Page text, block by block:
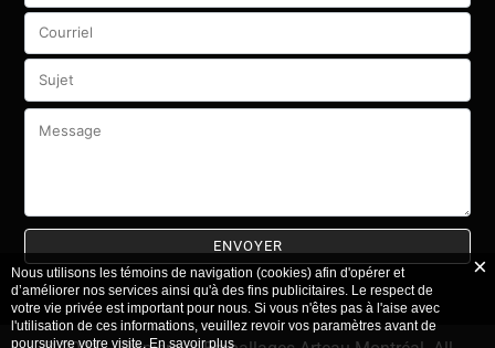
Veuillez
vide.
Nous utilisons les témoins de navigation (cookies) afin d'opérer et
d’améliorer nos services ainsi qu'à des fins publicitaires. Le respect de
votre vie privée est important pour nous. Si vous n'êtes pas à l'aise avec
l'utilisation de ces informations, veuillez revoir vos paramètres avant de
poursuivre votre visite.En savoir plus